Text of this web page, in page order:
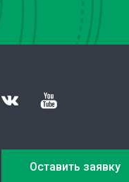
Оставить заявку